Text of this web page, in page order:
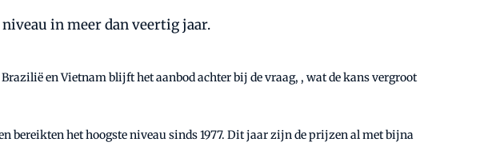
in meer dan veertig jaar.
en Vietnam blijft het aanbod achter bij de vraag, , wat de kans vergroot
bereikten het hoogste niveau sinds 1977. Dit jaar zijn de prijzen al met bijna